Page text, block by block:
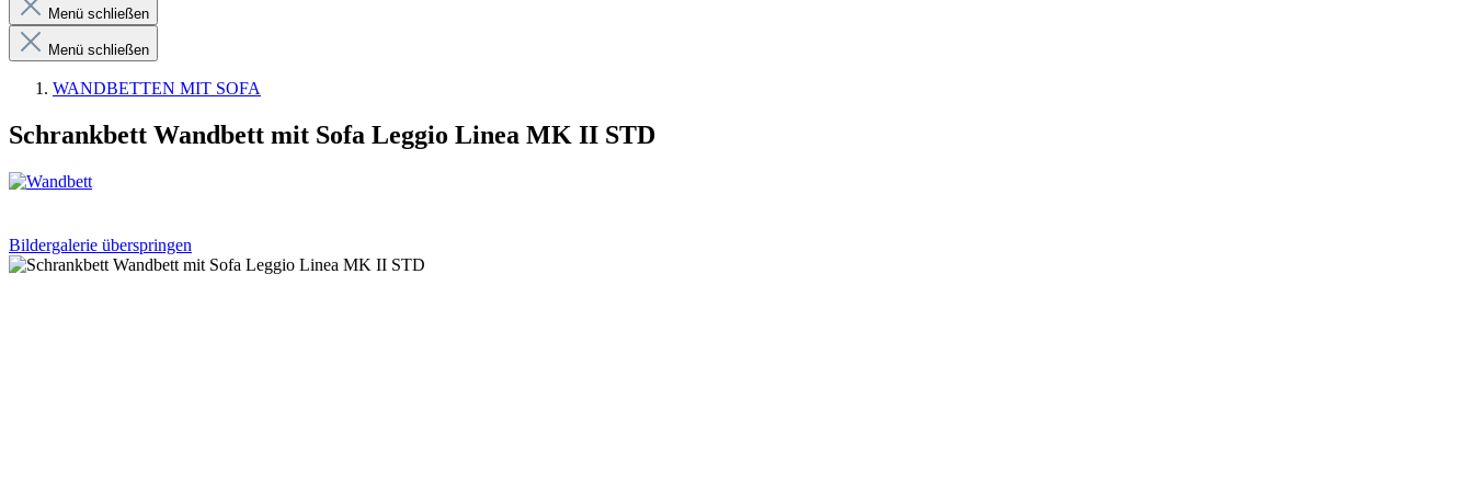
Menü schließen
Menü schließen
WANDBETTEN MIT SOFA
Schrankbett Wandbett mit Sofa Leggio Linea MK II STD
Bildergalerie überspringen